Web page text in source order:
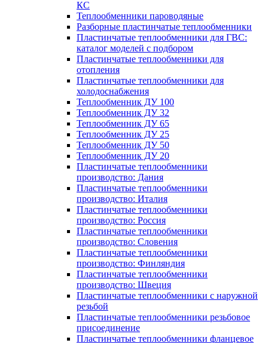
КC
Теплообменники пароводяные
Разборные пластинчатые теплообменники
Пластинчатые теплообменники для ГВС:
каталог моделей с подбором
Пластинчатые теплообменники для
отопления
Пластинчатые теплообменники для
холодоснабжения
Теплообменник ДУ 100
Теплообменник ДУ 32
Теплообменник ДУ 65
Теплообменник ДУ 25
Теплообменник ДУ 50
Теплообменник ДУ 20
Пластинчатые теплообменники
производство: Дания
Пластинчатые теплообменники
производство: Италия
Пластинчатые теплообменники
производство: Россия
Пластинчатые теплообменники
производство: Словения
Пластинчатые теплообменники
производство: Финляндия
Пластинчатые теплообменники
производство: Швеция
Пластинчатые теплообменники с наружной
резьбой
Пластинчатые теплообменники резьбовое
присоединение
Пластинчатые теплообменники фланцевое